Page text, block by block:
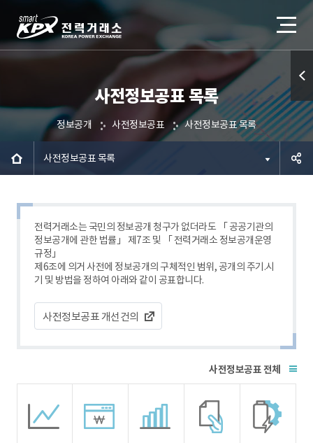
사전정보공표 목록
정보공개 사전정보공표 사전정보공표 목록
사전정보공표 목록
전력거래소는 국민의 정보공개 청구가 없더라도 「 공공기관의
정보공개에 관한 법률」 제7조 및 「 전력거래소 정보공개운영
규정」
제6조에 의거 사전에 정보공개의 구체적인 범위, 공개의 주기.시
기 및 방법을 정하여 아래와 같이 공표합니다.
사전정보공표 개선건의
전체
퀵메
뉴 열
기